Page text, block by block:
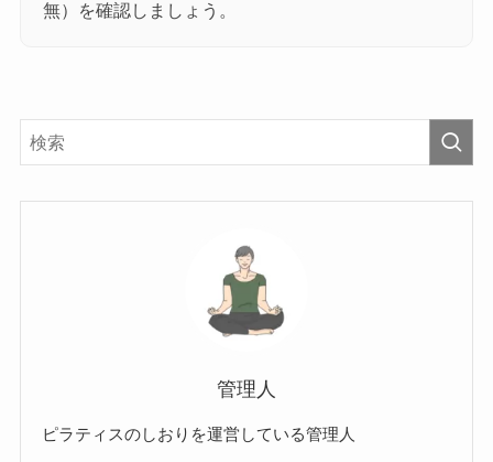
無）を確認しましょう。
管理人
ピラティスのしおりを運営している管理人